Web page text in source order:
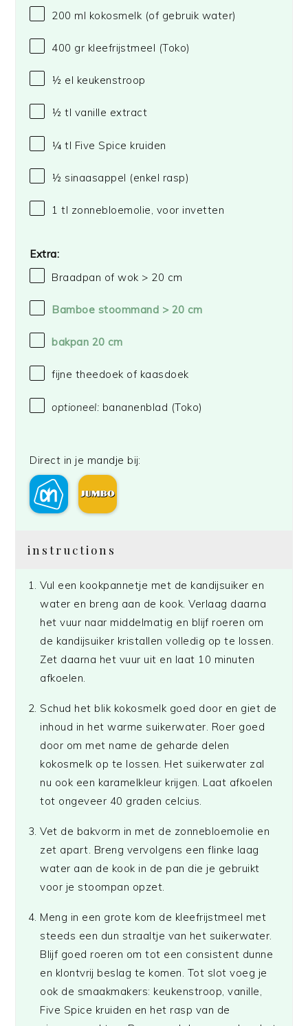
200 ml kokosmelk (of gebruik water)
400 gr kleefrijstmeel (Toko)
½ el keukenstroop
½ tl vanille extract
¼ tl Five Spice kruiden
½ sinaasappel (enkel rasp)
1 tl zonnebloemolie, voor invetten
Extra:
Braadpan of wok > 20 cm
Bamboe stoommand > 20 cm
bakpan 20 cm
fijne theedoek of kaasdoek
optioneel: bananenblad (Toko)
Direct in je mandje bij:
instructions
Vul een kookpannetje met de kandijsuiker en
water en breng aan de kook. Verlaag daarna
het vuur naar middelmatig en blijf roeren om
de kandijsuiker kristallen volledig op te lossen.
Zet daarna het vuur uit en laat 10 minuten
afkoelen.
Schud het blik kokosmelk goed door en giet de
inhoud in het warme suikerwater. Roer goed
door om met name de geharde delen
kokosmelk op te lossen. Het suikerwater zal
nu ook een karamelkleur krijgen. Laat afkoelen
tot ongeveer 40 graden celcius.
Vet de bakvorm in met de zonnebloemolie en
zet apart. Breng vervolgens een flinke laag
water aan de kook in de pan die je gebruikt
voor je stoompan opzet.
Meng in een grote kom de kleefrijstmeel met
steeds een dun straaltje van het suikerwater.
Blijf goed roeren om tot een consistent dunne
en klontvrij beslag te komen. Tot slot voeg je
ook de smaakmakers: keukenstroop, vanille,
Five Spice kruiden en het rasp van de